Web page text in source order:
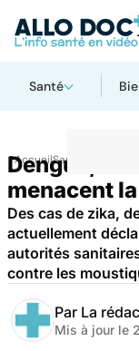
Santé
AccueilSanté
Dengue,
menacent
Des cas de zika,
actuellement
autorités
contre les
Par La
Mis à jour le